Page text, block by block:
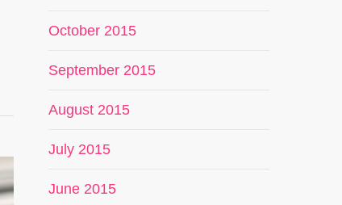
October 2015
September 2015
August 2015
July 2015
June 2015